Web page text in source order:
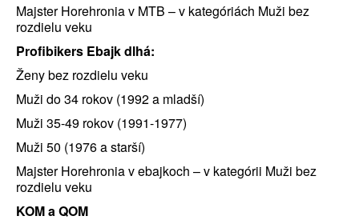
Majster Horehronia v MTB – v kategóriách Muži bez
rozdielu veku
Profibikers Ebajk dlhá:
Ženy bez rozdielu veku
Muži do 34 rokov (1992 a mladší)
Muži 35-49 rokov (1991-1977)
Muži 50 (1976 a starší)
Majster Horehronia v ebajkoch – v kategórii Muži bez
rozdielu veku
KOM a QOM